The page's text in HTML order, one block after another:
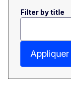
Filter by title
Appliquer